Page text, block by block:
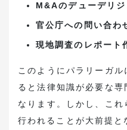
M&Aのデューデリジ
官公庁への問い合わ
現地調査のレポート
このようにパラリーガ
ると法律知識が必要な
なります。しかし、こ
行われることが大前提と